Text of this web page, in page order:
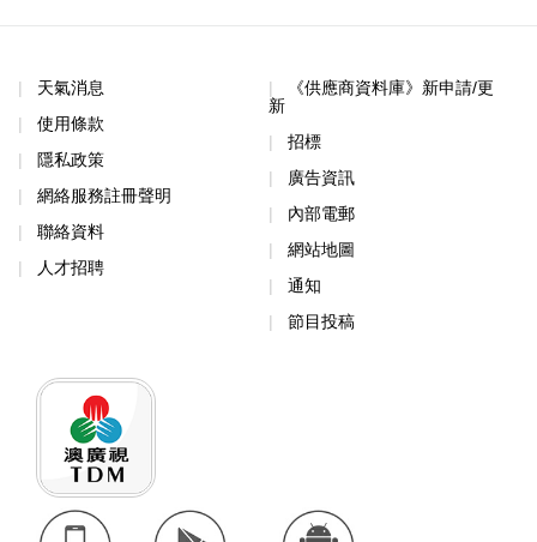
天氣消息
使用條款
隱私政策
網絡服務註冊聲明
聯絡資料
人才招聘
《供應商資料庫》新申請/更
新
招標
廣告資訊
內部電郵
網站地圖
通知
節目投稿